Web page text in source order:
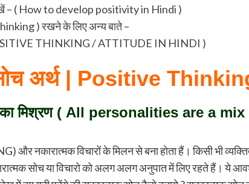
– ( How to develop positivity in Hindi )
) रखने के लिए अन्य बाते –
THINKING / ATTITUDE IN HINDI )
अर्थ | Positive
मिश्रण ( All personalities are a
नकारात्मक विचारों के मिलन से बना होता हैं। किसी भी
सोच या विचारो को अलग अलग अनुपात में लिए रहते हैं। ये आवश्यक